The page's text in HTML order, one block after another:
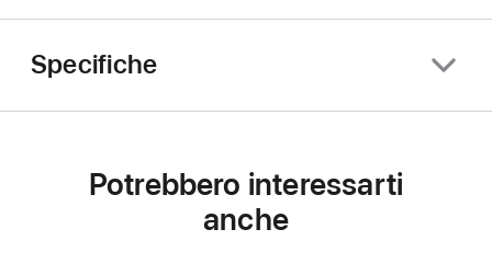
Specifiche
Potrebbero interessarti
anche